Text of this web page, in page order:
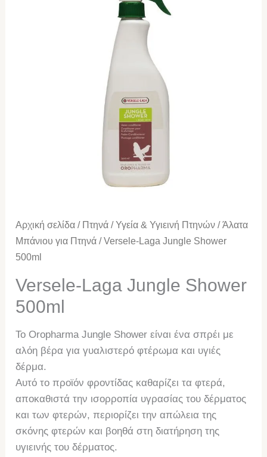
Αρχική σελίδα / Πτηνά / Υγεία & Υγιεινή Πτηνών /Άλατα
Μπάνιου για Πτηνά / Versele-Laga Jungle Shower
500ml
Versele-Laga Jungle Shower
500ml
Το Oropharma Jungle Shower είναι ένα σπρέι με
αλόη βέρα για γυαλιστερό φτέρωμα και υγιές
δέρμα.
Αυτό το προϊόν φροντίδας καθαρίζει τα φτερά,
αποκαθιστά την ισορροπία υγρασίας του δέρματος
και των φτερών, περιορίζει την απώλεια της
σκόνης φτερών και βοηθά στη διατήρηση της
υγιεινής του δέρματος.